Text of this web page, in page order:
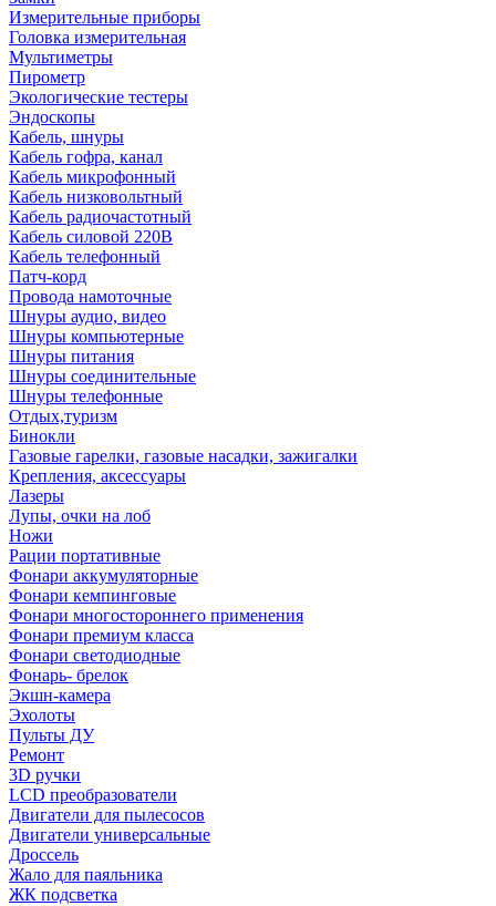
Измерительные приборы
Головка измерительная
Мультиметры
Пирометр
Экологические тестеры
Эндоскопы
Кабель, шнуры
Кабель гофра, канал
Кабель микрофонный
Кабель низковольтный
Кабель радиочастотный
Кабель силовой 220В
Кабель телефонный
Патч-корд
Провода намоточные
Шнуры аудио, видео
Шнуры компьютерные
Шнуры питания
Шнуры соединительные
Шнуры телефонные
Отдых,туризм
Бинокли
Газовые гарелки, газовые насадки, зажигалки
Крепления, аксессуары
Лазеры
Лупы, очки на лоб
Ножи
Рации портативные
Фонари аккумуляторные
Фонари кемпинговые
Фонари многостороннего применения
Фонари премиум класса
Фонари светодиодные
Фонарь- брелок
Экшн-камера
Эхолоты
Пульты ДУ
Ремонт
3D ручки
LCD преобразователи
Двигатели для пылесосов
Двигатели универсальные
Дроссель
Жало для паяльника
ЖК подсветка